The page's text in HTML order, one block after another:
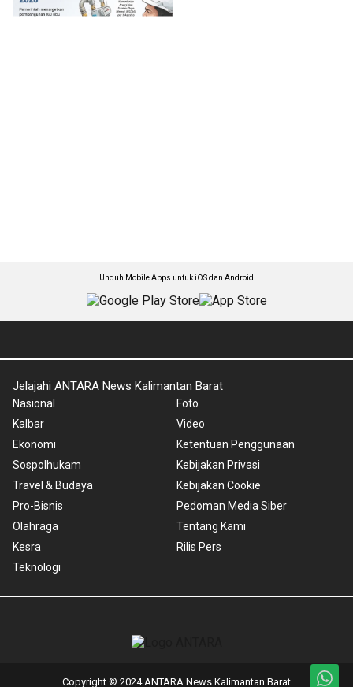
Unduh Mobile Apps untuk iOS dan Android
Jelajahi ANTARA News Kalimantan Barat
Nasional
Kalbar
Ekonomi
Sospolhukam
Travel & Budaya
Pro-Bisnis
Olahraga
Kesra
Teknologi
Foto
Video
Ketentuan Penggunaan
Kebijakan Privasi
Kebijakan Cookie
Pedoman Media Siber
Tentang Kami
Rilis Pers
Copyright © 2024 ANTARA News Kalimantan Barat